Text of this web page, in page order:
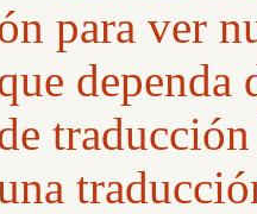
para ver